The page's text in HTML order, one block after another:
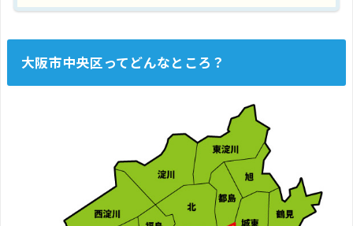
大阪市中央区ってどんなところ？